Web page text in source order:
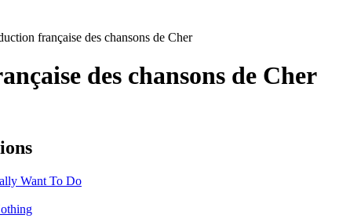
française des chansons de Cher
des chansons de Cher
Want To Do